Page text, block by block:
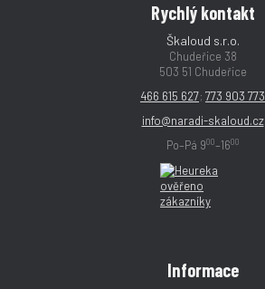
Rychlý kontakt
Škaloud s.r.o.
Chudeřice 38
503 51 Chudeřice
466 615 627; 773 903 773
info@naradi-skaloud.cz
Po–Pá 900–1600
Informace